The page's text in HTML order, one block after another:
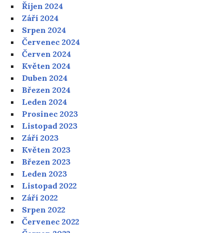
Říjen 2024
Září 2024
Srpen 2024
Červenec 2024
Červen 2024
Květen 2024
Duben 2024
Březen 2024
Leden 2024
Prosinec 2023
Listopad 2023
Září 2023
Květen 2023
Březen 2023
Leden 2023
Listopad 2022
Září 2022
Srpen 2022
Červenec 2022